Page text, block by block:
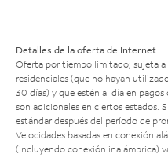
Detalles de la oferta de Internet
Oferta por tiempo limitado; sujeta a
residenciales (que no hayan
30 días) y que estén al día en
son adicionales en ciertos estados.
estándar después del período de
Velocidades basadas en conexión
(incluyendo conexión inalámbrica)